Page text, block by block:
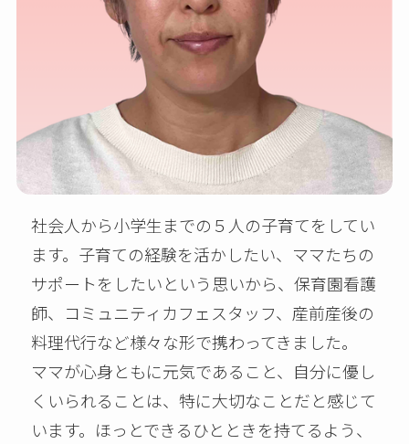
社会人から小学生までの５人の子育てをしてい
ます。子育ての経験を活かしたい、ママたちの
サポートをしたいという思いから、保育園看護
師、コミュニティカフェスタッフ、産前産後の
料理代行など様々な形で携わってきました。
ママが心身ともに元気であること、自分に優し
くいられることは、特に大切なことだと感じて
います。ほっとできるひとときを持てるよう、